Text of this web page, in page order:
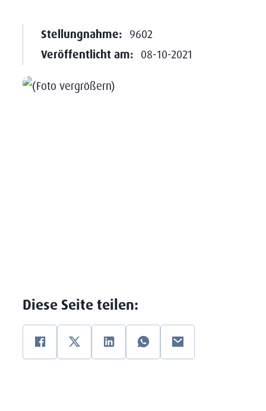
Stellungnahme: 9602
Veröffentlicht am: 08-10-2021
Diese Seite teilen:
FacebookzwitschernLinkedinWhatsAppE-Mail